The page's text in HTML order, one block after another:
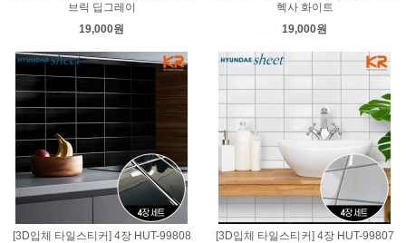
브릭 딥그레이
19,000원
헥사 화이트
19,000원
[3D입체 타일스티커] 4장 HUT-99808
[3D입체 타일스티커] 4장 HUT-99807